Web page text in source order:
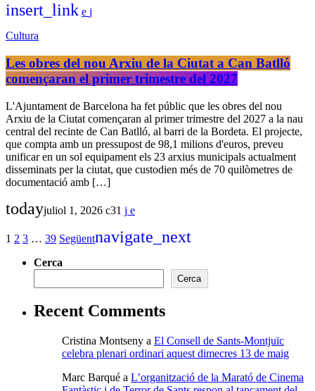
insert_link
Cultura
Les obres del nou Arxiu de la Ciutat a Can Batlló
començaran el primer trimestre del 2027
L'Ajuntament de Barcelona ha fet públic que les obres del nou
Arxiu de la Ciutat començaran al primer trimestre del 2027 a la nau
central del recinte de Can Batlló, al barri de la Bordeta. El projecte,
que compta amb un pressupost de 98,1 milions d'euros, preveu
unificar en un sol equipament els 23 arxius municipals actualment
disseminats per la ciutat, que custodien més de 70 quilòmetres de
documentació amb […]
todayjuliol 1, 2026 31
1 2 3 … 39 Següentnavigate_next
Cerca
Cerca
Recent Comments
Cristina Montseny a El Consell de Sants-Montjuïc
celebra plenari ordinari aquest dimecres 13 de maig
Marc Barqué a L’organització de la Marató de Cinema